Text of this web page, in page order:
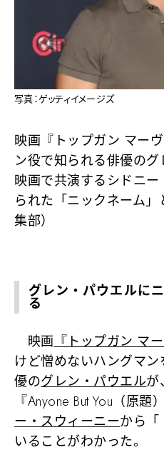
写真：ゲッティイメージズ
映画『トップガン マー
ン役で知られる俳優の
映画で共演するシドニ
られた「ニックネーム
集部）
グレン・パウエルに
る
映画『トップガン マ
けど憎めないハングマ
優のグレン・パウエルが
『Anyone But You（原
ー・スウィーニーから「
いることがわかった。